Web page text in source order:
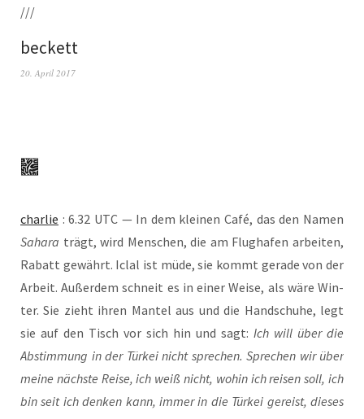
///
beckett
20. April 2017
char­lie : 6.32 UTC — In dem klei­nen Café, das den Namen
Saha­ra trägt, wird Men­schen, die am Flug­ha­fen arbei­ten,
Rabatt gewährt. Iclal ist müde, sie kommt gera­de von der
Arbeit. Außer­dem schneit es in einer Wei­se, als wäre Win­
ter. Sie zieht ihren Man­tel aus und die Hand­schu­he, legt
sie auf den Tisch vor sich hin und sagt: Ich will über die
Abstim­mung in der Tür­kei nicht spre­chen. Spre­chen wir über
mei­ne nächs­te Rei­se, ich weiß nicht, wohin ich rei­sen soll, ich
bin seit ich den­ken kann, immer in die Tür­kei gereist, die­ses